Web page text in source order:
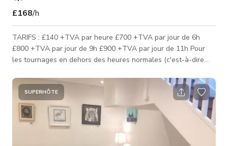
£168/h
TARIFS : £140 +TVA par heure £700 +TVA par jour de 6h
£800 +TVA par jour de 9h £900 +TVA par jour de 11h Pour
les tournages en dehors des heures normales (c'est-à-dire
+TVA est appliqué pour chaque heure en dehors de ces
horaires. RÉDUCTIONS POUR ÉTUDIANTS, PETITES
ÉQUIPES, AUTRES POINTS FORTS DE L'ESPACE : Studio noir
ouvert de 1 800 sqft / zone « coulisses » séparée par des
rideaux / occultation totale avec option
SUPERHÔTE